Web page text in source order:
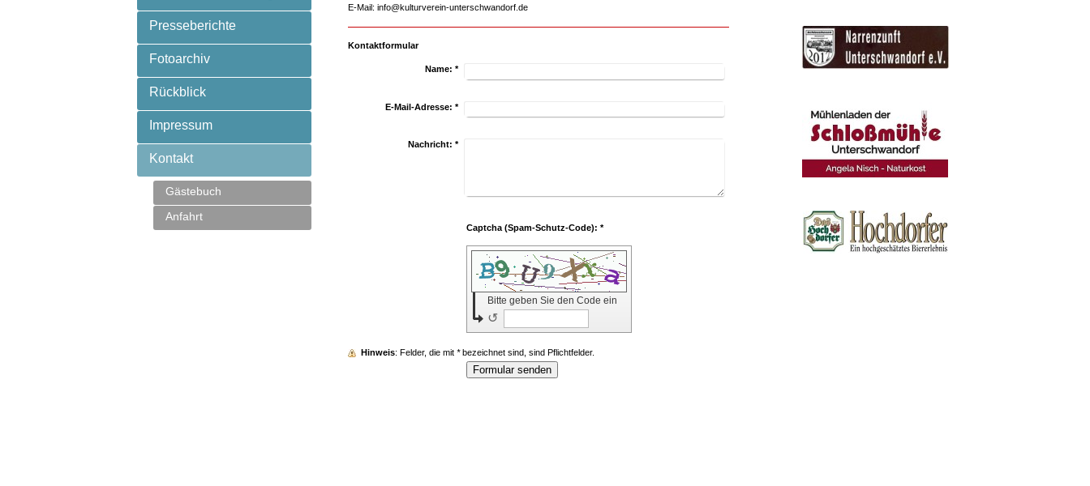
Presseberichte
Fotoarchiv
Rückblick
Impressum
Kontakt
Gästebuch
Anfahrt
E-Mail: info@kulturverein-unterschwandorf.de
Kontaktformular
Name: *
E-Mail-Adresse: *
Nachricht: *
Captcha (Spam-Schutz-Code): *
Bitte geben Sie den Code ein
↺
Hinweis : Felder, die mit *bezeichnet sind, sind Pflichtfelder.